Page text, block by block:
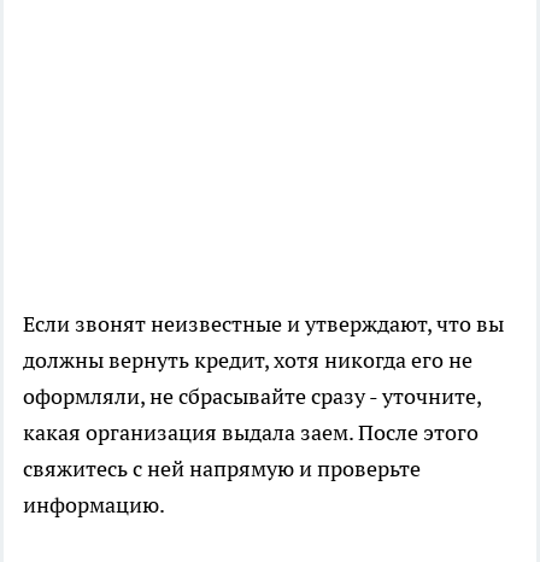
Если звонят неизвестные и утверждают, что вы
должны вернуть кредит, хотя никогда его не
оформляли, не сбрасывайте сразу - уточните,
какая организация выдала заем. После этого
свяжитесь с ней напрямую и проверьте
информацию.